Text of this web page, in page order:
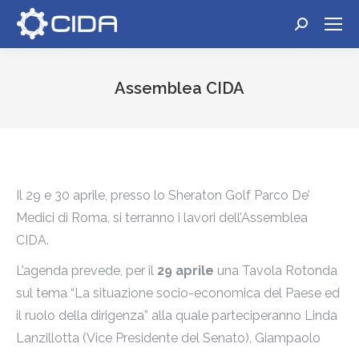
Cerca:
Assemblea CIDA
Il 29 e 30 aprile, presso lo Sheraton Golf Parco De’
Medici di Roma, si terranno i lavori dell’Assemblea
CIDA.
L’agenda prevede, per il 29 aprile una Tavola Rotonda
sul tema “La situazione socio-economica del Paese ed
il ruolo della dirigenza” alla quale parteciperanno Linda
Lanzillotta (Vice Presidente del Senato), Giampaolo